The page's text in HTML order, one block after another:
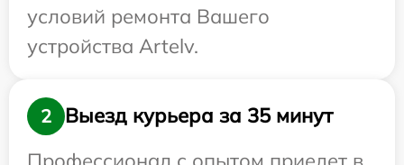
условий ремонта Вашего
устройства Artelv.
2
Выезд курьера за 35 минут